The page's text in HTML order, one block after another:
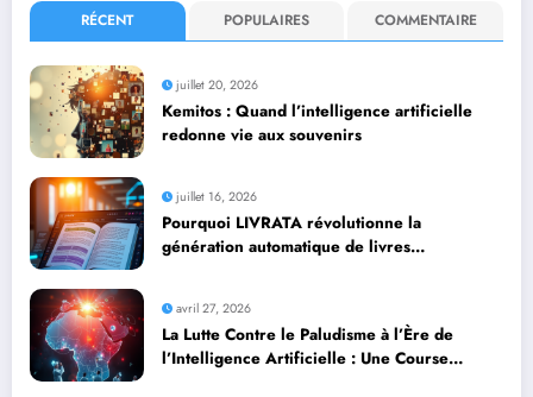
RÉCENT POPULAIRES COMMENTAIRE
juillet 20, 2026
Kemitos : Quand l’intelligence artificielle
redonne vie aux souvenirs
juillet 16, 2026
Pourquoi LIVRATA révolutionne la
génération automatique de livres
avril 27, 2026
La Lutte Contre le Paludisme à l’Ère de
l’Intelligence Artificielle : Une Course